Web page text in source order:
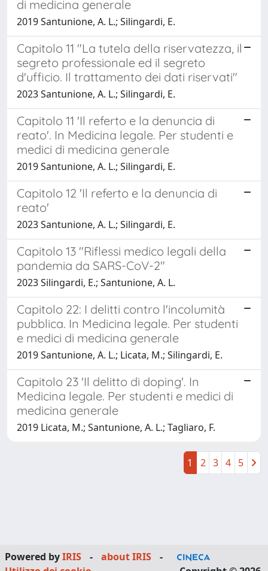
di medicina generale
2019 Santunione, A. L.; Silingardi, E.
Capitolo 11 "La tutela della riservatezza, il
segreto professionale ed il segreto
d'ufficio. Il trattamento dei dati riservati"
2023 Santunione, A. L.; Silingardi, E.
Capitolo 11 'Il referto e la denuncia di
reato'. In Medicina legale. Per studenti e
medici di medicina generale
2019 Santunione, A. L.; Silingardi, E.
Capitolo 12 'Il referto e la denuncia di
reato'
2023 Santunione, A. L.; Silingardi, E.
Capitolo 13 "Riflessi medico legali della
pandemia da SARS-CoV-2"
2023 Silingardi, E.; Santunione, A. L.
Capitolo 22: I delitti contro l'incolumità
pubblica. In Medicina legale. Per studenti
e medici di medicina generale
2019 Santunione, A. L.; Licata, M.; Silingardi, E.
Capitolo 23 'Il delitto di doping'. In
Medicina legale. Per studenti e medici di
medicina generale
2019 Licata, M.; Santunione, A. L.; Tagliaro, F.
1 2 3 4 5
Powered byIRIS - about IRIS
-